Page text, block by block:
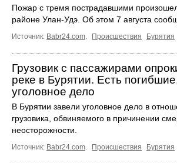
Пожар с тремя пострадавшими
районе Улан-Удэ. Об этом 7 августа
Источник: Babr24.com. Происшествия Бурятия
Грузовик с пассажирами
реке в Бурятии. Есть
уголовное дело
В Бурятии завели уголовное дело в
грузовика, обвиняемого в причинении
неосторожности.
Источник: Babr24.com. Происшествия Бурятия